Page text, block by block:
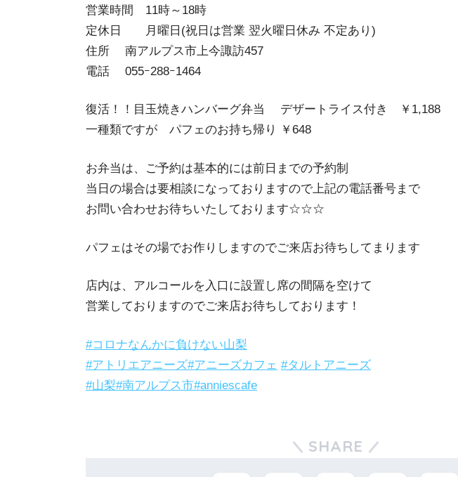
営業時間 11時～18時
定休日 月曜日(祝日は営業 翌火曜日休み 不定あり)
住所 南アルプス市上今諏訪457
電話 055ｰ288ｰ1464
復活！！目玉焼きハンバーグ弁当 デザートライス付き ￥1,188
一種類ですが パフェのお持ち帰り ￥648
お弁当は、ご予約は基本的には前日までの予約制
当日の場合は要相談になっておりますので上記の電話番号まで
お問い合わせお待ちいたしております☆☆☆
パフェはその場でお作りしますのでご来店お待ちしてまります
店内は、アルコールを入口に設置し席の間隔を空けて
営業しておりますのでご来店お待ちしております！
#コロナなんかに負けない山梨
#アトリエアニーズ#アニーズカフェ #タルトアニーズ
#山梨#南アルプス市#anniescafe
SHARE